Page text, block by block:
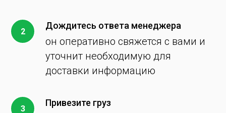
Дождитесь ответа менеджера
он оперативно свяжется с вами и
уточнит необходимую для
доставки информацию
Привезите груз